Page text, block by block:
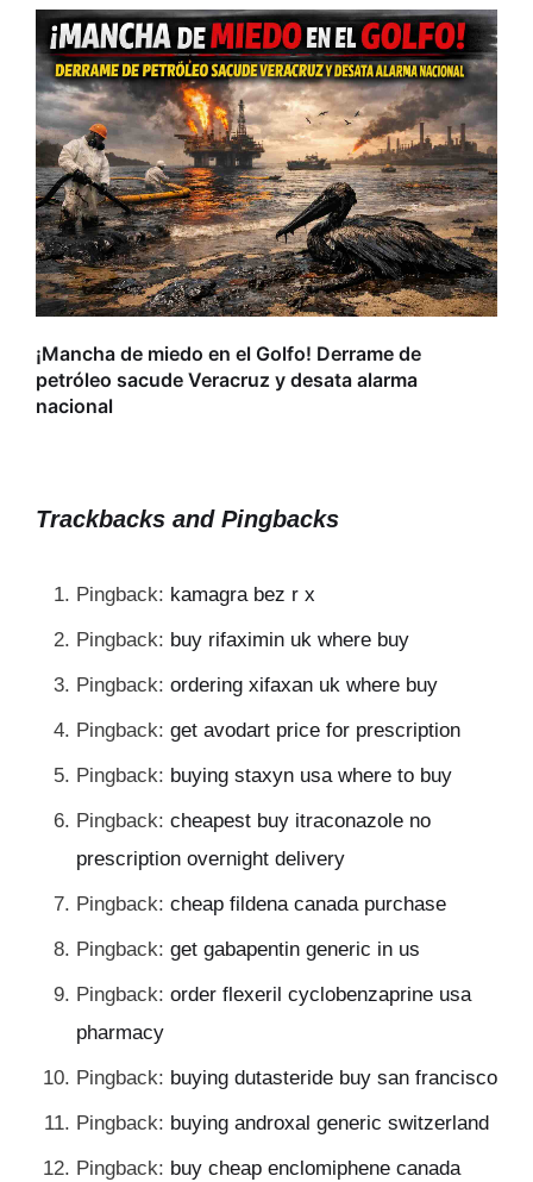
¡Mancha de miedo en el Golfo! Derrame de
petróleo sacude Veracruz y desata alarma
nacional
Trackbacks and Pingbacks
Pingback: kamagra bez r x
Pingback: buy rifaximin uk where buy
Pingback: ordering xifaxan uk where buy
Pingback: get avodart price for prescription
Pingback: buying staxyn usa where to buy
Pingback: cheapest buy itraconazole no
prescription overnight delivery
Pingback: cheap fildena canada purchase
Pingback: get gabapentin generic in us
Pingback: order flexeril cyclobenzaprine usa
pharmacy
Pingback: buying dutasteride buy san francisco
Pingback: buying androxal generic switzerland
Pingback: buy cheap enclomiphene canada